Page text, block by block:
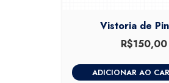
Vistoria de
R$150,00
ADICIONAR AO